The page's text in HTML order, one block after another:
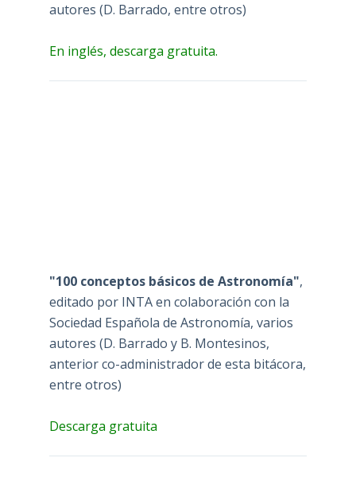
autores (D. Barrado, entre otros)
En inglés, descarga gratuita.
"100 conceptos básicos de Astronomía",
editado por INTA en colaboración con la
Sociedad Española de Astronomía, varios
autores (D. Barrado y B. Montesinos,
anterior co-administrador de esta bitácora,
entre otros)
Descarga gratuita